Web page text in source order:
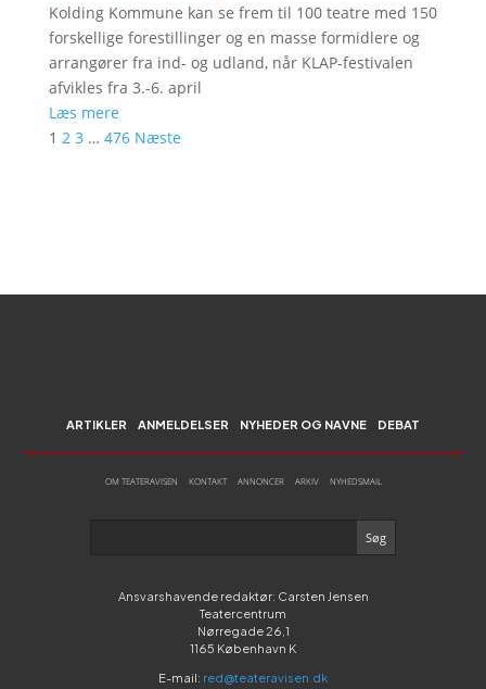
Kolding Kommune kan se frem til 100 teatre med 150
forskellige forestillinger og en masse formidlere og
arrangører fra ind- og udland, når KLAP-festivalen
afvikles fra 3.-6. april
Læs mere
1 2 3 … 476 Næste
ARTIKLER ANMELDELSER NYHEDER OG NAVNE DEBAT
OM TEATERAVISEN KONTAKT ANNONCER ARKIV NYHEDSMAIL
Ansvarshavende redaktør: Carsten Jensen
Teatercentrum
Nørregade 26,1
1165 København K
E-mail: red@teateravisen.dk